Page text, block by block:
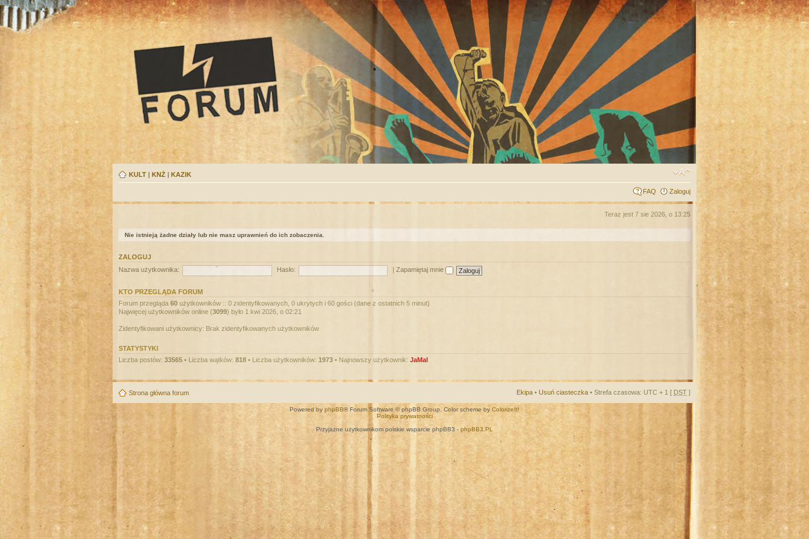
KULT | KNŻ | KAZIK
FAQ Zaloguj
Teraz jest 7 sie 2026, o 13:25
Nie istnieją żadne działy lub nie masz uprawnień do ich zobaczenia.
ZALOGUJ
Nazwa użytkownika:
Hasło: Zapamiętaj mnie
KTO PRZEGLĄDA FORUM
Forum przegląda 60 użytkowników :: 0 zidentyfikowanych, 0 ukrytych i 60 gości (dane z ostatnich 5 minut)
Najwięcej użytkowników online (3099) było 1 kwi 2026, o 02:21
Zidentyfikowani użytkownicy: Brak zidentyfikowanych użytkowników
STATYSTYKI
Liczba postów: 33565 • Liczba wątków: 818 • Liczba użytkowników: 1973 • Najnowszy użytkownik: JaMal
Strona główna forum Ekipa • Usuń ciasteczka • Strefa czasowa: UTC + 1 [ DST ]
Powered by phpBB® Forum Software © phpBB Group. Color scheme by ColorizeIt!
Polityka prywatności
Przyjazne użytkownikom polskie wsparcie phpBB3 - phpBB3.PL